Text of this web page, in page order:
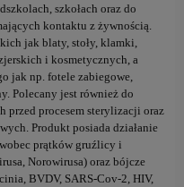
szkołach oraz do
kontaktu z żywnością.
jak blaty, stoły, klamki,
i kosmetycznych, a
jak np. fotele zabiegowe,
Polecany jest również do
procesem sterylizacji oraz
Produkt posiada działanie
prątków gruźlicy i
Norowirusa) oraz bójcze
BVDV, SARS-Cov-2, HIV,